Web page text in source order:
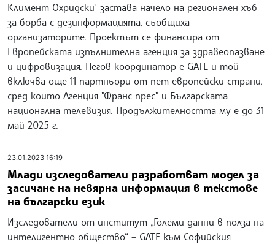
Климент Охридски" застава начело на регионален хъб
за борба с дезинформацията, съобщиха
организаторите. Проектът се финансира от
Европейската изпълнителна агенция за здравеопазване
и цифровизация. Негов координатор е GATE и той
включва още 11 партньори от пет европейски страни,
сред които Агенция "Франс прес" и Българската
национална телевизия. Продължителността му е до 31
май 2025 г.
23.01.2023 16:19
Млади изследователи разработват модел за
засичане на невярна информация в текстове
на български език
Изследователи от институт „Големи данни в полза на
интелигентно общество“ – GATE към Софийския